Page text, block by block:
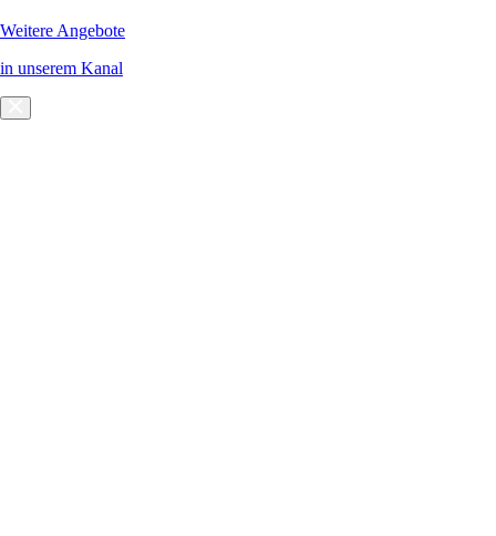
Weitere Angebote
in unserem Kanal